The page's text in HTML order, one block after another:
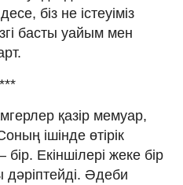
бiз не iстеуiмiз
басты уайым мен
***
қазiр мемуар,
iшiнде өтiрiк
бiр. Екiншiлерi жеке бiр
Əдеби